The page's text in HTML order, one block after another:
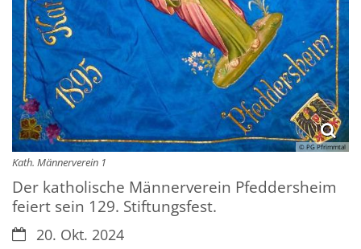
© PG Pfrimmtal
Kath. Männerverein 1
Der katholische Männerverein Pfeddersheim
feiert sein 129. Stiftungsfest.
Datum:20. Okt. 2024